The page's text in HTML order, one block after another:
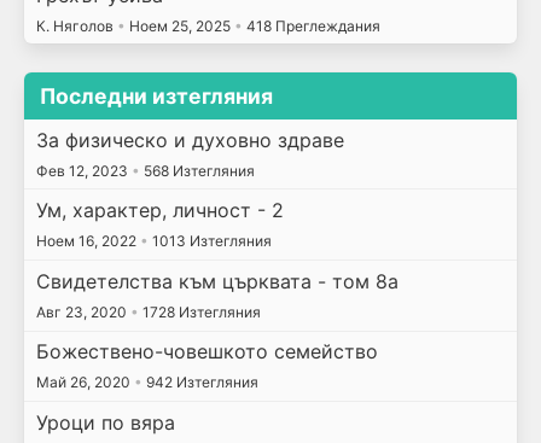
К. Няголов • Ноем 25, 2025 • 418 Преглеждания
Последни изтегляния
За физическо и духовно здраве
Фев 12, 2023 • 568 Изтегляния
Ум, характер, личност - 2
Ноем 16, 2022 • 1013 Изтегляния
Свидетелства към църквата - том 8а
Авг 23, 2020 • 1728 Изтегляния
Божествено-човешкото семейство
Май 26, 2020 • 942 Изтегляния
Уроци по вяра